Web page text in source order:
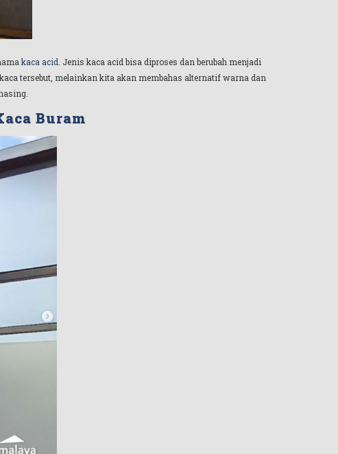
kaca acid . Jenis kaca acid bisa diproses dan berubah menjadi
tersebut, melainkan kita akan membahas alternatif warna dan
Buram